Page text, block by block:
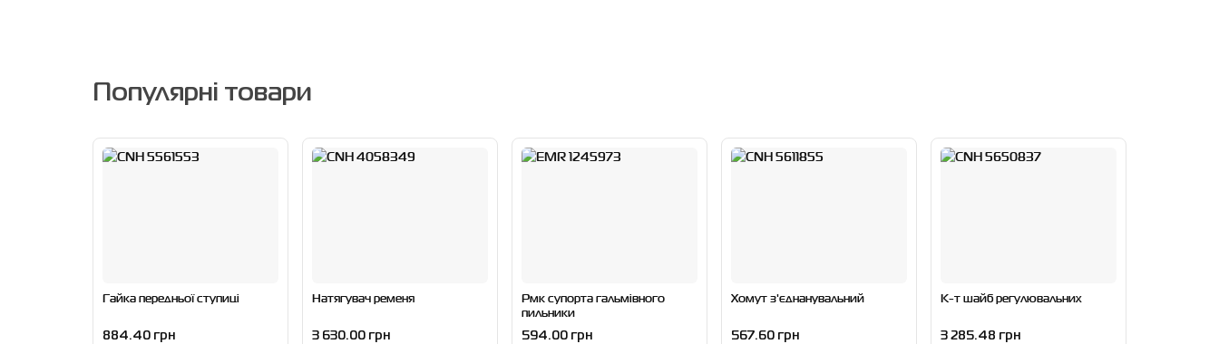
Популярні товари
Гайка передньої ступиці
884.40 грн
Натягувач ременя
3 630.00 грн
Рмк супорта гальмівного
пильники
594.00 грн
Хомут з'єднанувальний
567.60 грн
К-т шайб регулювальних
3 285.48 грн